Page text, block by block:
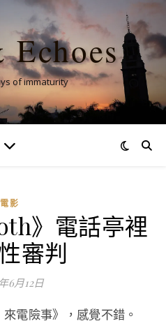
Echoes
of immaturity
電影
》電話亭裡
審判
6月12日
來電險事》，感覺不錯。